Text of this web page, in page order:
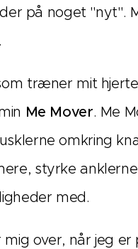
på noget "nyt".
træner mit
Me Mover. Me
omkring
styrke
med.
over, når jeg